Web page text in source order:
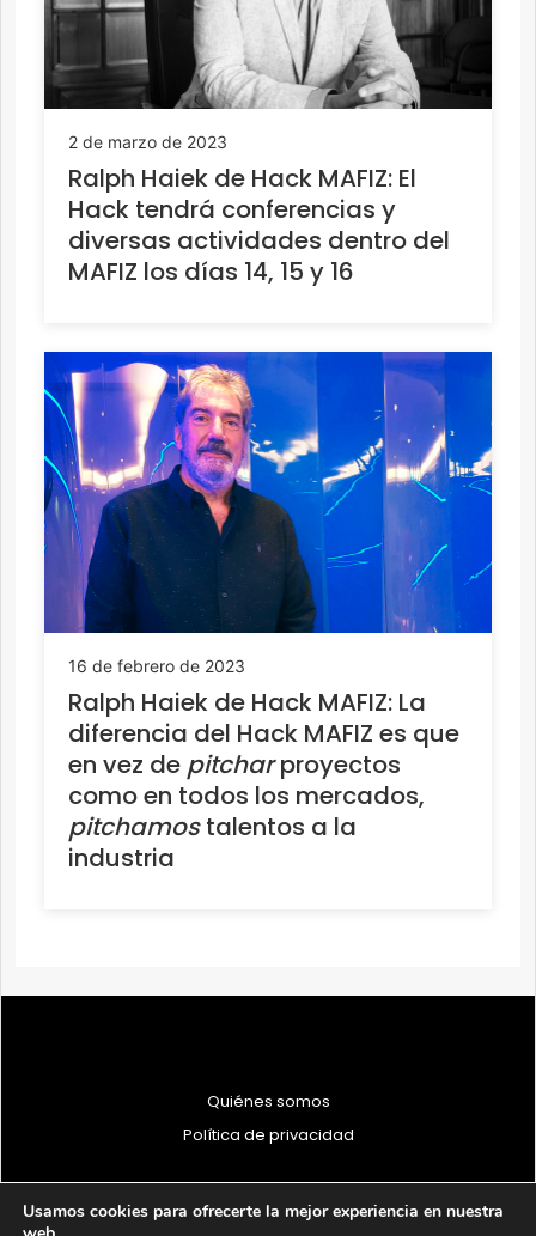
2 de marzo de 2023
Ralph Haiek de Hack MAFIZ: El
Hack tendrá conferencias y
diversas actividades dentro del
MAFIZ los días 14, 15 y 16
16 de febrero de 2023
Ralph Haiek de Hack MAFIZ: La
diferencia del Hack MAFIZ es que
en vez de pitcharproyectos
como en todos los mercados,
pitchamostalentos a la
industria
Quiénes somos
Política de privacidad
Usamos cookies para ofrecerte la mejor experiencia en nuestra